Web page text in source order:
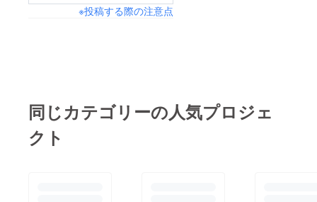
※投稿する際の注意点
同じカテゴリーの人気プロジェ
クト